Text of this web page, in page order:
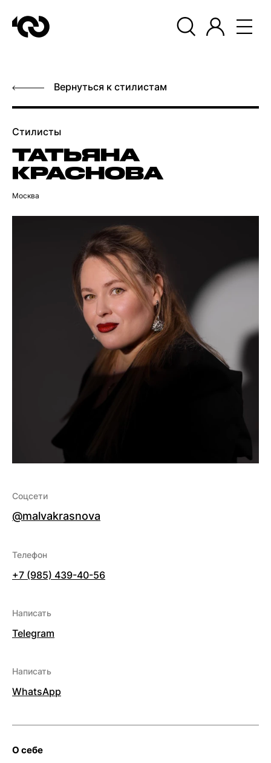
Вернуться к стилистам
Стилисты
ТАТЬЯНА
КРАСНОВА
Москва
Соцсети
@malvakrasnova
Телефон
+7 (985) 439-40-56
Написать
Telegram
Написать
WhatsApp
О себе